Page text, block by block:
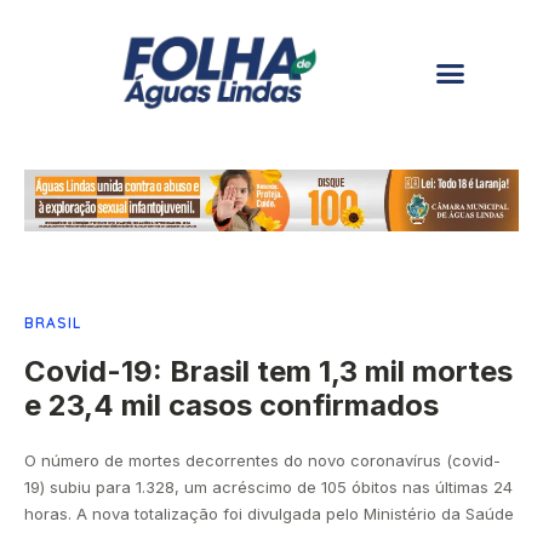
BRASIL
Covid-19: Brasil tem 1,3 mil mortes
e 23,4 mil casos confirmados
O número de mortes decorrentes do novo coronavírus (covid-
19) subiu para 1.328, um acréscimo de 105 óbitos nas últimas 24
horas. A nova totalização foi divulgada pelo Ministério da Saúde